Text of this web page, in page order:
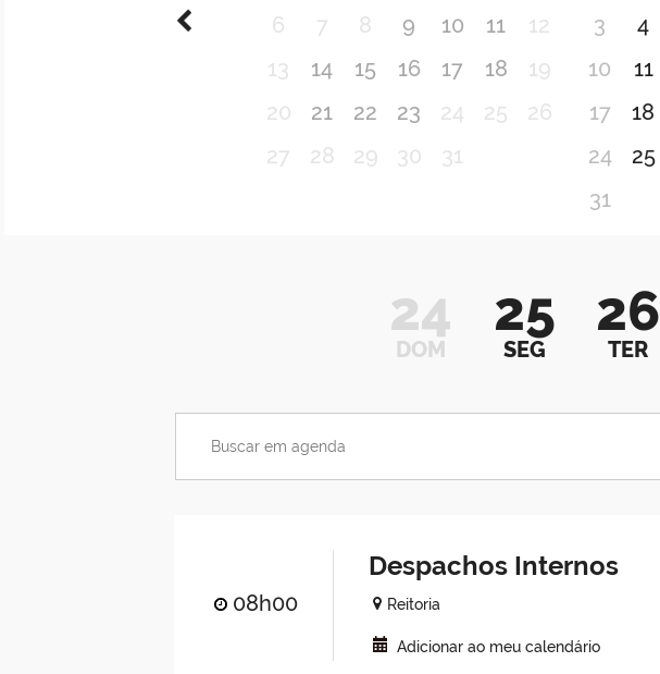
6
7 8 9 10 11
12
13
14 15 16 17 18
19
20
21 22 23 24 25
26
27
28 29 30 31
3
4
10
11
17
18
24
25
31
24
DOM
25
SEG
26
TER
08h00
Despachos Internos
Reitoria
Adicionar ao meu calendário